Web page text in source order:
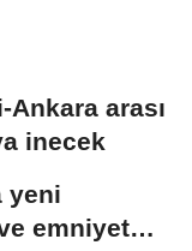
arası
inecek
yeni
emniyet